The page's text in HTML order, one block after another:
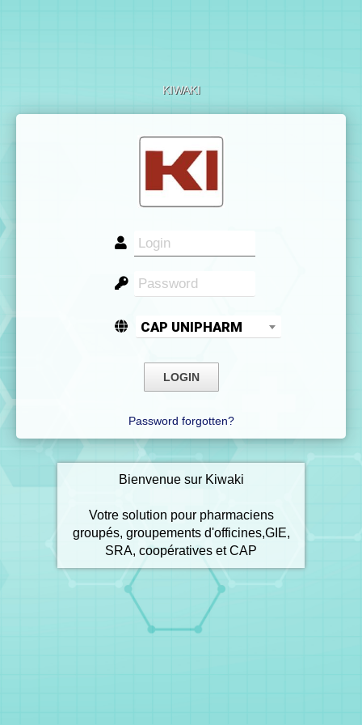
KIWAKI
CAP UNIPHARM
Password forgotten?
Bienvenue sur Kiwaki
Votre solution pour pharmaciens
groupés, groupements d'officines,GIE,
SRA, coopératives et CAP